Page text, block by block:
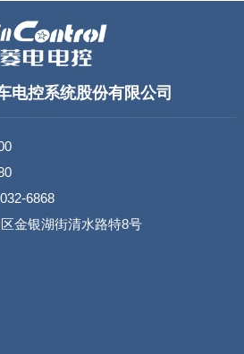
电控系统股份有限公司
6868
金银湖街清水路特8号